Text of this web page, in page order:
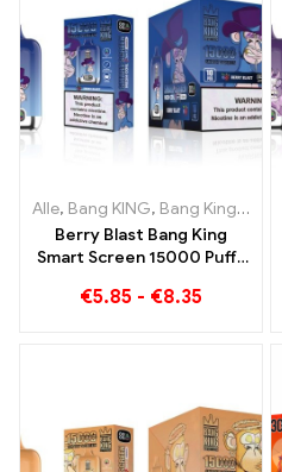
Alle, Bang KING, Bang King Smart Screen 15000 Puff
Berry Blast Bang King
Smart Screen 15000 Puffs
neuen Generation
€5.85 - €8.35